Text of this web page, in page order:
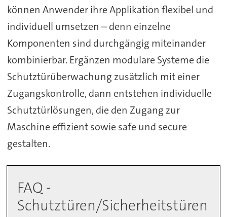
können Anwender ihre Applikation flexibel und
individuell umsetzen – denn einzelne
Komponenten sind durchgängig miteinander
kombinierbar. Ergänzen modulare Systeme die
Schutztürüberwachung zusätzlich mit einer
Zugangskontrolle, dann entstehen individuelle
Schutztürlösungen, die den Zugang zur
Maschine effizient sowie safe und secure
gestalten.
FAQ -
Schutztüren/Sicherheitstüren